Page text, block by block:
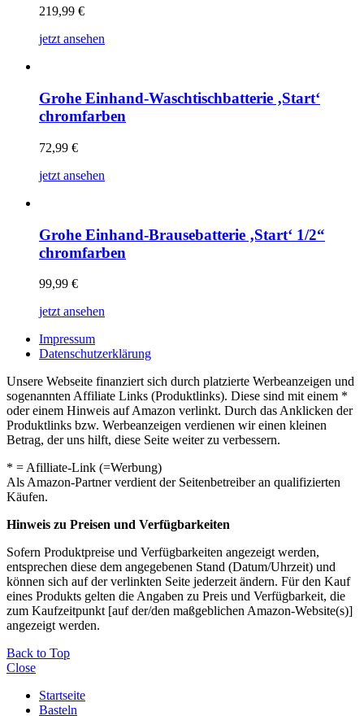
219,99 €
jetzt ansehen
Grohe Einhand-Waschtischbatterie ‚Start‘
chromfarben
72,99 €
jetzt ansehen
Grohe Einhand-Brausebatterie ‚Start‘ 1/2“
chromfarben
99,99 €
jetzt ansehen
Impressum
Datenschutzerklärung
Unsere Webseite finanziert sich durch platzierte Werbeanzeigen und
sogenannten Affiliate Links (Produktlinks). Diese sind mit einem *
oder einem Hinweis auf Amazon verlinkt. Durch das Anklicken der
Produktlinks bzw. Werbeanzeigen verdienen wir einen kleinen
Betrag, der uns hilft, diese Seite weiter zu verbessern.
* = Afilliate-Link (=Werbung)
Als Amazon-Partner verdient der Seitenbetreiber an qualifizierten
Käufen.
Hinweis zu Preisen und Verfügbarkeiten
Sofern Produktpreise und Verfügbarkeiten angezeigt werden,
entsprechen diese dem angegebenen Stand (Datum/Uhrzeit) und
können sich auf der verlinkten Seite jederzeit ändern. Für den Kauf
eines Produkts gelten die Angaben zu Preis und Verfügbarkeit, die
zum Kaufzeitpunkt [auf der/den maßgeblichen Amazon-Website(s)]
angezeigt werden.
Back to Top
Close
Startseite
Basteln